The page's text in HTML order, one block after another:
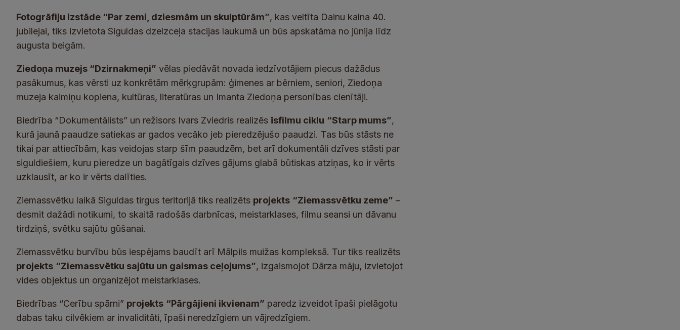
Fotogrāfiju izstāde “Par zemi, dziesmām un skulptūrām”, kas veltīta Dainu kalna 40.
jubilejai, tiks izvietota Siguldas dzelzceļa stacijas laukumā un būs apskatāma no jūnija līdz
augusta beigām.
Ziedoņa muzejs “Dzirnakmeņi” vēlas piedāvāt novada iedzīvotājiem piecus dažādus
pasākumus, kas vērsti uz konkrētām mērķgrupām: ģimenes ar bērniem, seniori, Ziedoņa
muzeja kaimiņu kopiena, kultūras, literatūras un Imanta Ziedoņa personības cienītāji.
Biedrība “Dokumentālists” un režisors Ivars Zviedris realizēs īsfilmu ciklu “Starp mums”,
kurā jaunā paaudze satiekas ar gados vecāko jeb pieredzējušo paaudzi. Tas būs stāsts ne
tikai par attiecībām, kas veidojas starp šīm paaudzēm, bet arī dokumentāli dzīves stāsti par
siguldiešiem, kuru pieredze un bagātīgais dzīves gājums glabā būtiskas atziņas, ko ir vērts
uzklausīt, ar ko ir vērts dalīties.
Ziemassvētku laikā Siguldas tirgus teritorijā tiks realizēts projekts “Ziemassvētku zeme” –
desmit dažādi notikumi, to skaitā radošās darbnīcas, meistarklases, filmu seansi un dāvanu
tirdziņš, svētku sajūtu gūšanai.
Ziemassvētku burvību būs iespējams baudīt arī Mālpils muižas kompleksā. Tur tiks realizēts
projekts “Ziemassvētku sajūtu un gaismas ceļojums”, izgaismojot Dārza māju, izvietojot
vides objektus un organizējot meistarklases.
Biedrības “Cerību spārni” projekts “Pārgājieni ikvienam” paredz izveidot īpaši pielāgotu
dabas taku cilvēkiem ar invaliditāti, īpaši neredzīgiem un vājredzīgiem.